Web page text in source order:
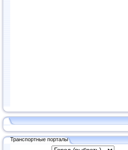
Транспортные порталы